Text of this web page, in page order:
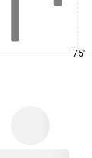
75'